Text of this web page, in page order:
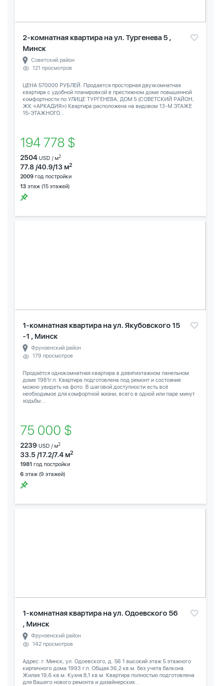
2-комнатная квартира на ул. Тургенева 5 ,
Минск
Советский район
121 просмотров
ЦЕНА 570000 РУБЛЕЙ. Продается просторная двухкомнатная
квартира с удобной планировкой в престижном доме повышенной
комфортности по УЛИЦЕ ТУРГЕНЕВА, ДОМ 5 (СОВЕТСКИЙ РАЙОН,
ЖК «АРКАДИЯ») Квартира расположена на видовом 13-М ЭТАЖЕ
15-ЭТАЖНОГО...
194 778 $
2504 USD / м2
77.8 /40.9/13 м2
2009 год постройки
13 этаж (15 этажей)
1-комнатная квартира на ул. Якубовского 15
-1 , Минск
Фрунзенский район
179 просмотров
Продаётся однокомнатная квартира в девятиэтажном панельном
доме 1981г.п. Квартира подготовлена под ремонт и состояние
можно увидеть на фото. В шаговой доступности есть всё
необходимое для комфортной жизни, всего в одной или паре минут
ходьбы:...
75 000 $
2239 USD / м2
33.5 /17.2/7.4 м2
1981 год постройки
6 этаж (9 этажей)
1-комнатная квартира на ул. Одоевского 56
, Минск
Фрунзенский район
142 просмотров
Адрес: г. Минск, ул. Одоевского, д. 56 1 высокий этаж 5 этажного
кирпичного дома 1993 г.п. Общая 36,2 кв.м. без учета балкона.
Жилая 19,6 кв.м. Кухня 8,1 кв.м. Квартира полностью подготовлена
для Вашего нового ремонта и дизайнерских...